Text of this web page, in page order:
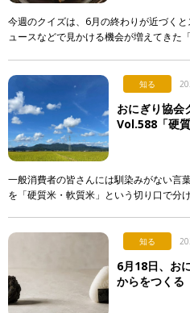
今週のクイズは、6月の終わりが近づく
ュースなどで見かける機会が増えてきた
知る
おにぎり協会
Vol.588「硬
一般消費者の皆さんには馴染みがない言
を「硬質米・軟質米」という切り口で
知る
6月18日、お
からをつくる